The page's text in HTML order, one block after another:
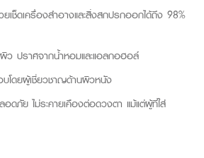
ช็ดเครื่องสำอางและสิ่งสกปรกออกได้ถึง 98%
ปราศจากน้ำหอมและแอลกอฮอล์
โดยผู้เชี่ยวชาญด้านผิวหนัง
ดภัย ไม่ระคายเคืองต่อดวงตา แม้แต่ผู้ที่ใส่